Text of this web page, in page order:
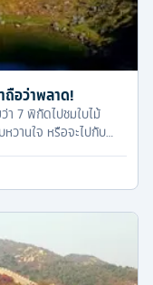
ถือว่าพลาด!
า 7 พิกัดไปชมใบไม้
วานใจ หรือจะไปกับ